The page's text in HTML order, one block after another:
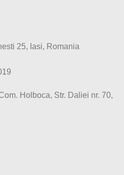
25, Iasi, Romania
Holboca, Str. Daliei nr. 70,